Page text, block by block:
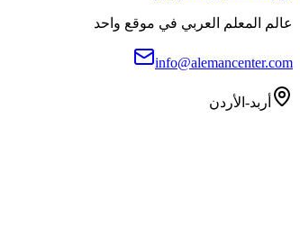
عالم المعلم العربي في موقع واحد
info@alemancenter.com
أربد-الأردن